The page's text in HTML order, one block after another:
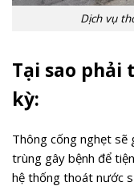
Dịch vụ
Tại sao phải
kỳ:
Thông cống nghẹt sẽ
trùng gây bệnh để
hệ thống thoát nước